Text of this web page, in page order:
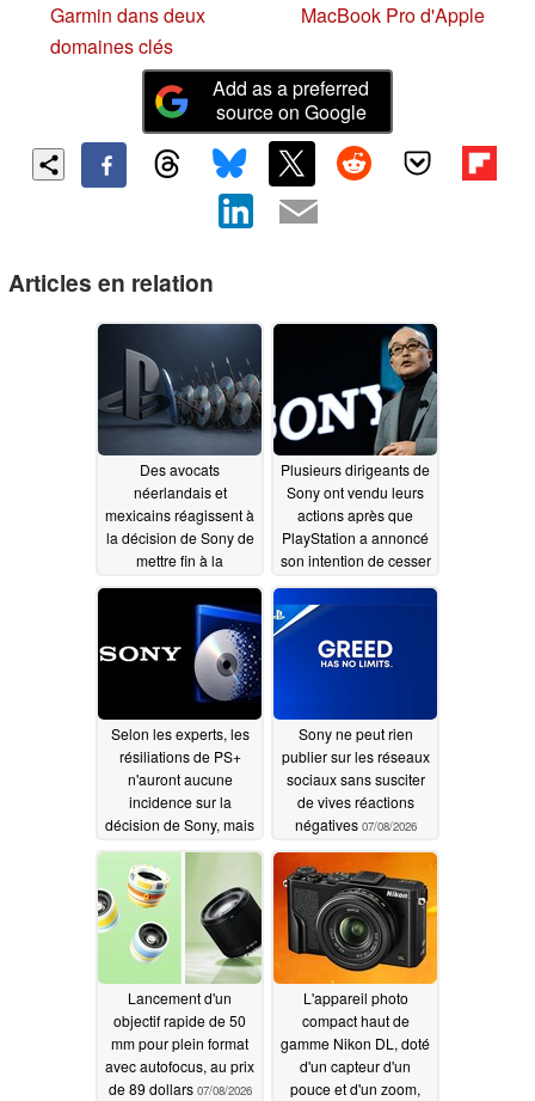
Garmin dans deux
domaines clés
MacBook Pro d'Apple
Add as a preferred
source on Google
Articles en relation
Des avocats
néerlandais et
mexicains réagissent à
la décision de Sony de
mettre fin à la
jeux sur support
07/14/2026
Plusieurs dirigeants de
Sony ont vendu leurs
actions après que
PlayStation a annoncé
son intention de cesser
nouveaux jeux sur
supports physiques
07/11/2026
Selon les experts, les
résiliations de PS+
n'auront aucune
incidence sur la
décision de Sony, mais
de cet avis
Sony ne peut rien
publier sur les réseaux
sociaux sans susciter
de vives réactions
négatives 07/08/2026
Lancement d'un
objectif rapide de 50
mm pour plein format
avec autofocus, au prix
de 89 dollars 07/08/2026
L'appareil photo
compact haut de
gamme Nikon DL, doté
d'un capteur d'un
pouce et d'un zoom,